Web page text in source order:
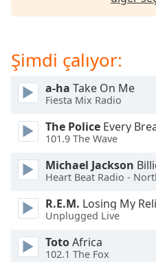
dialog
Escape
will
cancel
window.
Şimdi çalıyor:
a-ha Take On Me
Fiesta Mix Radio
The Police Every
101.9 The Wave
Michael Jackson
Heart Beat Radio -
R.E.M. Losing My
Unplugged Live
TotoAfrica
102.1 The Fox